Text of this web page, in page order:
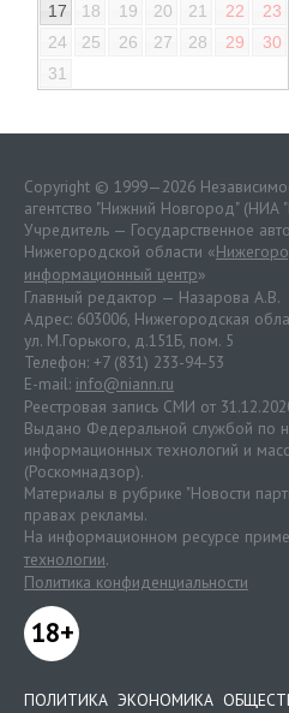
17
18 19 20 21 22
23
24
25 26 27 28 29
30
31
Copyright © 1999—2026
агентство "Нижний Новгород"
Учредитель — Государственное
Нижегородской области «
информационный центр»
Главный редактор — Назарова А.В.
Адрес: 603006, Нижегородская
ул. М.Горького, д.151Б, пом. 5
Телефон: +7 (831) 233-94-53
E-mail: info@niann.ru
Реестровая запись СМИ от
Выдано Федеральной службой по
информационных технологий и
(Роскомнадзор).
Материалы в рубрике "Новости
правах рекламы.
На информационном ресурсе
технологии.
Политика конфиденциальности
18+
ПОЛИТИКА ЭКОНОМИКА